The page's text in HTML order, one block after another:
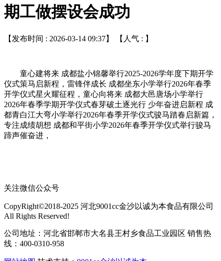
期工做摆设会成功
【发布时间 : 2026-03-14 09:37】 【人气 : 】
童心建将来 成都盐小锦馨举行2025-2026学年度下期开学
仪式策马启新程，雷锋伴成长 成都坐东小学举行2026年春季
开学仪式星火耀征程，童心向将来 成都大邑唐场小学举行
2026年春季学期开学仪式春芽破土逐光行 少年奋进启新程 成
都青白江大弯小学举行2026年春季开学仪式骏马踏春启新篇，
专注成绩胡想 成都和平街小学2026年春季开学仪式举行骏马
蹄声催奋进，
关注微信公众号
CopyRight©2018-2025 河北9001cc金沙以诚为本食品有限公司
All Rights Reserved!
公司地址：河北省邯郸市大名县王村乡食品工业园区 销售热
线：400-0310-958